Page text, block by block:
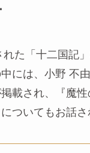
た「十二国記
には、小野 不
載され、『魔
ついてもお話さ